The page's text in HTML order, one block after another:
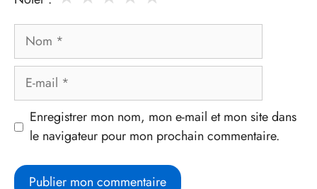
Nom
Enregistrer mon nom, mon e-mail et mon site dans
le navigateur pour mon prochain commentaire.